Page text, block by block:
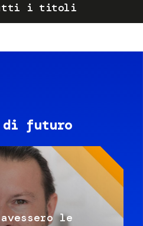
i titoli
futuro
le